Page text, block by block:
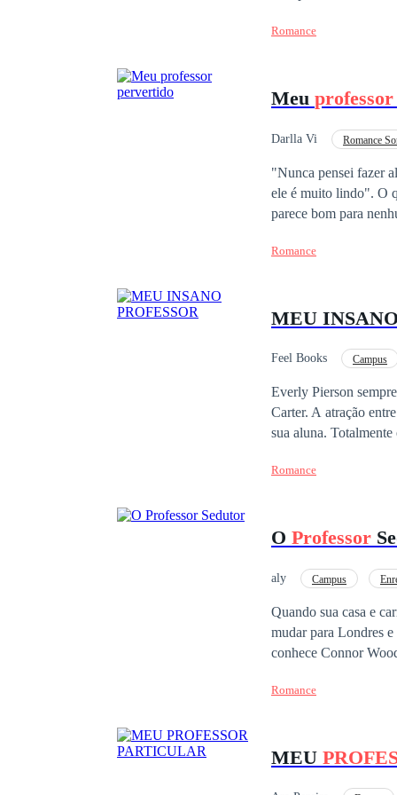
Romance
Meu professor
Darlla Vi Romance
"Nunca pensei fazer
ele é muito lindo". O que era para ser apenas aulas normais transformou-se em algo muito mais, e isso não
parece bom para
as barreiras?
Romance
MEU INSANO
Feel Books Campus
Everly Pierson
Carter. A atração
sua aluna.
está disposto a tê-la
Romance
O Professor
aly Campus
Quando sua casa e
mudar para Londres
conhece Connor
aquele ar misterioso
Romance
MEU